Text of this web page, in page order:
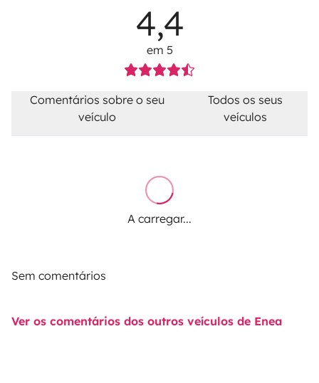
4,4
em 5
Comentários sobre o seu
veículo
Todos os seus
veículos
A carregar...
Sem comentários
Ver os comentários dos outros veículos de Enea